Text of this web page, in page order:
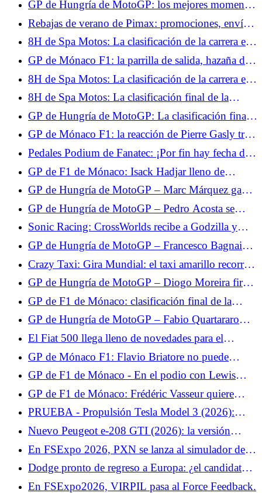
GP de Hungría de MotoGP: los mejores momentos
de la carrera al sprint en vídeo
Rebajas de verano de Pimax: promociones, envío
gratis y casco de realidad virtual de regalo.
8H de Spa Motos: La clasificación de la carrera en
H+4, la lluvia cae sobre Spa-Francorchamps
GP de Mónaco F1: la parrilla de salida, hazaña de
Max Verstappen, Lewis Hamilton al acecho
8H de Spa Motos: La clasificación de la carrera en
H+6, el BMW nº37 no se rinde, el Honda nº5
abandona
8H de Spa Motos: La clasificación final de la
carrera, triunfo en casa para el BMW nº37
GP de Hungría de MotoGP: La clasificación final
del Warm Up, Aldeguer el más rápido por delante
de Márquez quinto y Quartararo undécimo
GP de Mónaco F1: la reacción de Pierre Gasly tras
su noveno puesto en la Q3
Pedales Podium de Fanatec: ¡Por fin hay fecha de
lanzamiento!
GP de F1 de Mónaco: Isack Hadjar lleno de
esperanza tras su 5º puesto en la clasificación
GP de Hungría de MotoGP – Marc Márquez gana
brillantemente: “Es una victoria que me cuesta
cara”
GP de Hungría de MotoGP – Pedro Acosta se
queda a las puertas de la victoria: “Fue una gran
pelea”
Sonic Racing: CrossWorlds recibe a Godzilla y
Evangelion.
GP de Hungría de MotoGP – Francesco Bagnaia
evita el caos para terminar en el podio: “Tuve
mucha suerte”
Crazy Taxi: Gira Mundial: el taxi amarillo recorrerá
el mundo en 2027.
GP de Hungría de MotoGP – Diogo Moreira firma
su mejor resultado: “No tomé la decisión correcta
con el neumático trasero”
GP de F1 de Mónaco: clasificación final de la
carrera, retirada de Max Verstappen, Isack Hadjar
ocupa el 3er puesto
GP de Hungría de MotoGP – Fabio Quartararo
abandona: “No podía conducir”
El Fiat 500 llega lleno de novedades para el
verano: serie especial Dolcevita y versión
microhíbrida 3+1
GP de Mónaco F1: Flavio Briatore no puede
digerir las penalizaciones de Pierre Gasly
GP de F1 de Mónaco - En el podio con Lewis
Hamilton, Isack Hadjar sigue viviendo su sueño de
infancia: "No pensé que fuera posible"
GP de F1 de Mónaco: Frédéric Vasseur quiere
encontrar rápidamente soluciones para Charles
Leclerc
PRUEBA - Propulsión Tesla Model 3 (2026):
nuestra opinión sobre el... Al igual que el Tesla
Model Y, el Model 3 da la bienvenida a una nueva
variante simplificada que lo convierte en... Prueba
lunes 8 de junio de 2026
Nuevo Peugeot e-208 GTI (2026): la versión
definitiva presentada el 12 de junio en Le Mans
En FSExpo 2026, PXN se lanza al simulador de
vuelo.
Dodge pronto de regreso a Europa: ¿el candidato a
cargador eléctrico para Francia?
En FSExpo2026, VIRPIL pasa al Force Feedback.